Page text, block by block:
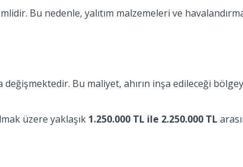
Bu nedenle, yalıtım malzemeleri ve
değişmektedir. Bu maliyet, ahırın inşa edileceği
üzere yaklaşık 1.250.000 TL ile 2.250.000 TL